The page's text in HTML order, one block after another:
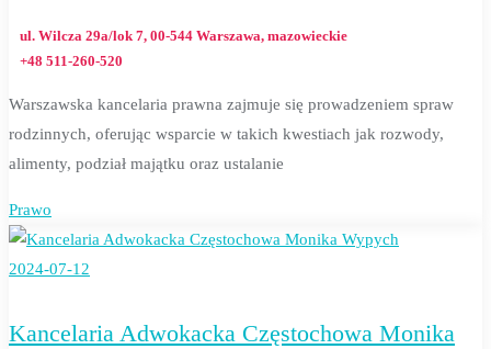
ul. Wilcza 29a/lok 7, 00-544 Warszawa, mazowieckie
+48 511-260-520
Warszawska kancelaria prawna zajmuje się prowadzeniem spraw
rodzinnych, oferując wsparcie w takich kwestiach jak rozwody,
alimenty, podział majątku oraz ustalanie
Prawo
2024-07-12
Kancelaria Adwokacka Częstochowa Monika